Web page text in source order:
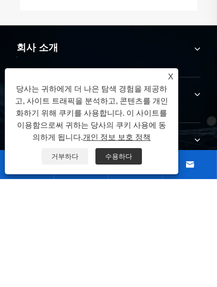
회사 소개
제품
문의하기
 
X
당사는 귀하에게 더 나은 탐색 경험을 제공하
고, 사이트 트래픽을 분석하고, 콘텐츠를 개인
화하기 위해 쿠키를 사용합니다. 이 사이트를
이용함으로써 귀하는 당사의 쿠키 사용에 동
의하게 됩니다.개인 정보 보호 정책
거부하다 수용하다